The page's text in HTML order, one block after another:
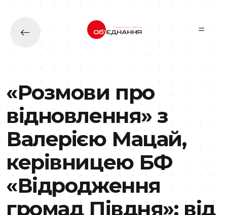
«Розмови про
відновлення» з
Валерією Мацай,
керівницею БФ
«Відродження
громад Півдня»: від